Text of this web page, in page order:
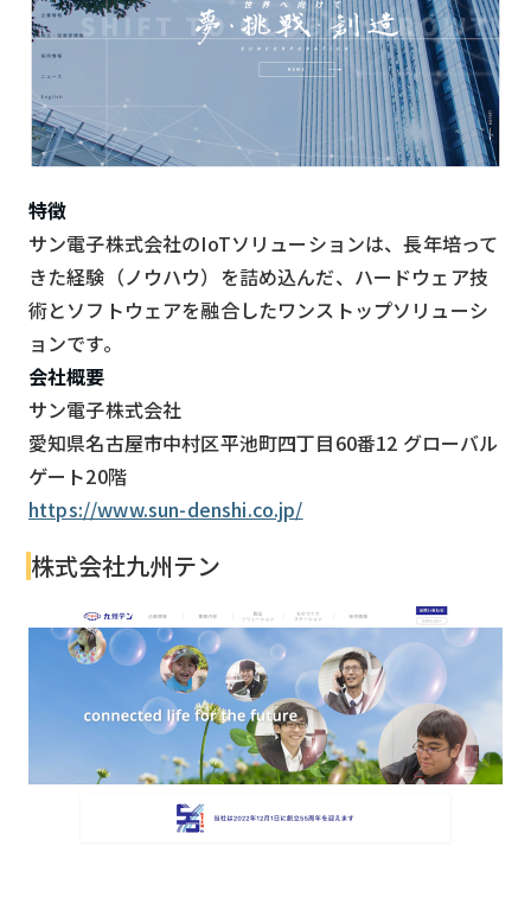
特徴
サン電子株式会社のIoTソリューションは、長年培って
きた経験（ノウハウ）を詰め込んだ、ハードウェア技
術とソフトウェアを融合したワンストップソリューシ
ョンです。
会社概要
サン電子株式会社
愛知県名古屋市中村区平池町四丁目60番12 グローバル
ゲート20階
https://www.sun-denshi.co.jp/
株式会社九州テン